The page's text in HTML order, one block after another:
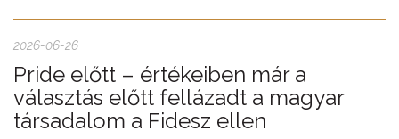
2026-06-26
Pride előtt – értékeiben már a
választás előtt fellázadt a magyar
társadalom a Fidesz ellen